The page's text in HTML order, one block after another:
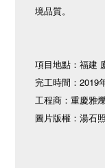
境品質。
項目地點：福建
完工時間：2019
工程商：重慶雅
圖片版權：湯石